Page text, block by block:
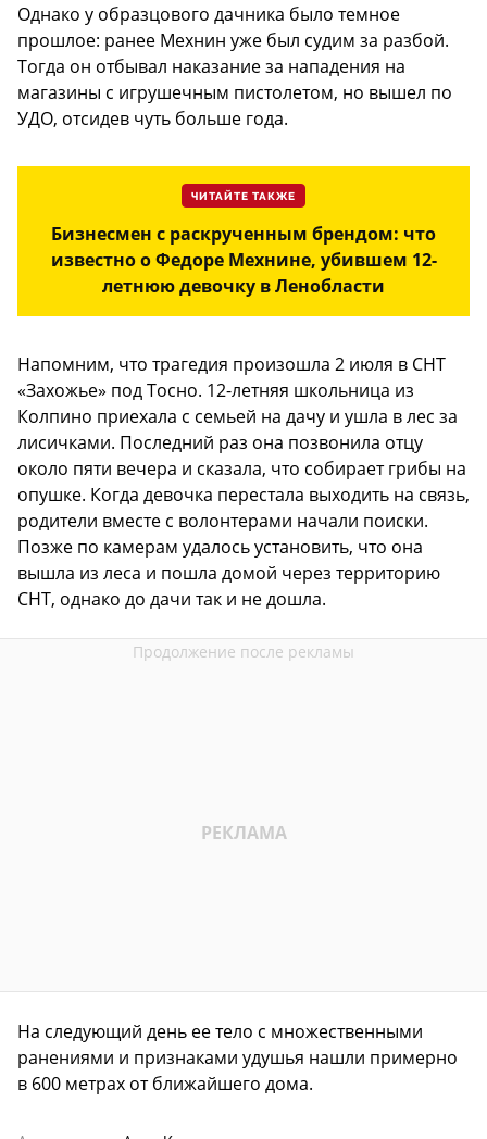
Однако у образцового дачника было темное
прошлое: ранее Мехнин уже был судим за разбой.
Тогда он отбывал наказание за нападения на
магазины с игрушечным пистолетом, но вышел по
УДО, отсидев чуть больше года.
ЧИТАЙТЕ ТАКЖЕ
Бизнесмен с раскрученным брендом: что
известно о Федоре Мехнине, убившем 12-
летнюю девочку в Ленобласти
Напомним, что трагедия произошла 2 июля в СНТ
«Захожье» под Тосно. 12-летняя школьница из
Колпино приехала с семьей на дачу и ушла в лес за
лисичками. Последний раз она позвонила отцу
около пяти вечера и сказала, что собирает грибы на
опушке. Когда девочка перестала выходить на связь,
родители вместе с волонтерами начали поиски.
Позже по камерам удалось установить, что она
вышла из леса и пошла домой через территорию
СНТ, однако до дачи так и не дошла.
На следующий день ее тело с множественными
ранениями и признаками удушья нашли примерно
в 600 метрах от ближайшего дома.